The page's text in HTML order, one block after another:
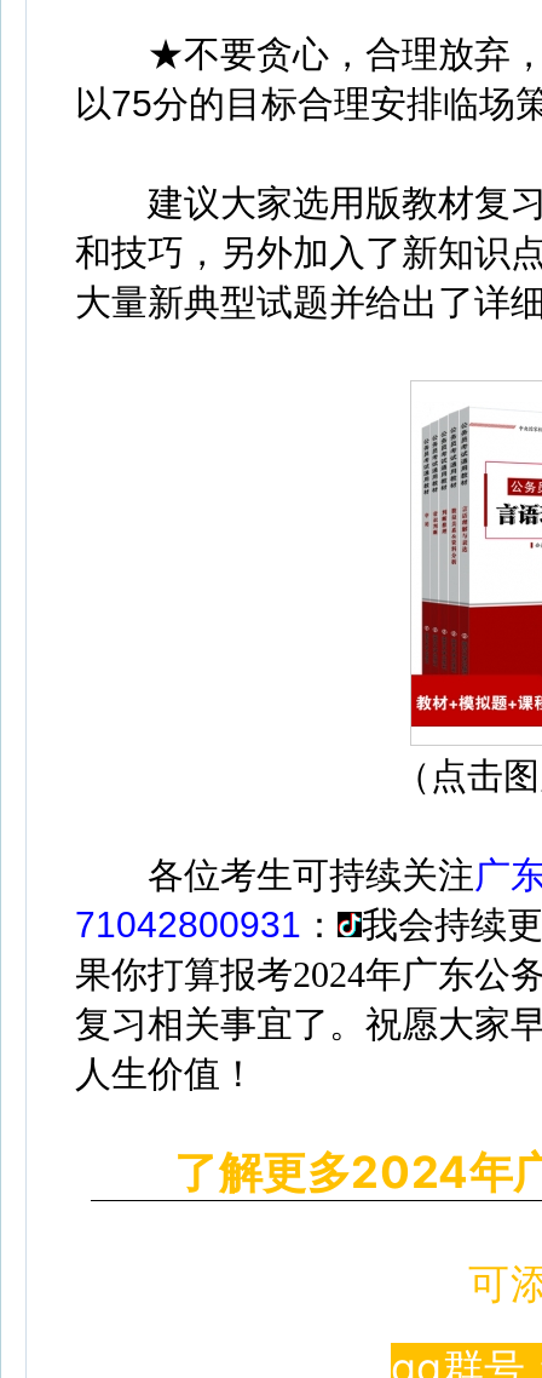
★不要贪心，合理放弃，
以75分的目标合理安排临场
建议大家选用版教材复
和技巧，另外加入了新知识
大量新典型试题并给出了详
（点击
各位考生可持续关注广
71042800931 ：
我会持续
果你打算报考2024年广东公
复习相关事宜了。祝愿大家
人生价值！
了解更多2024年
可
qq群